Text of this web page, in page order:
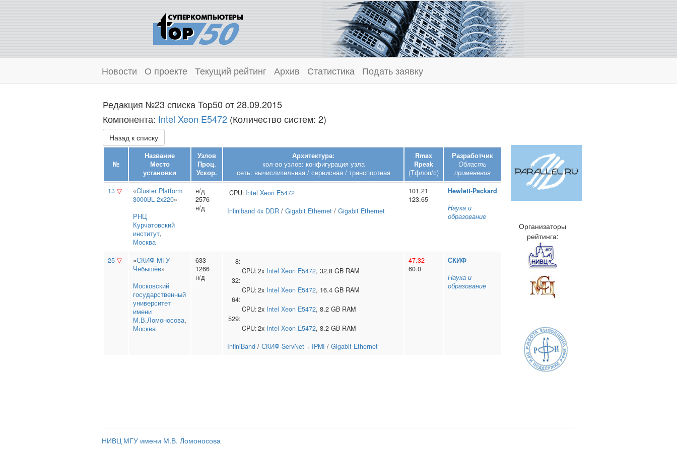
Новости О проекте Текущий рейтинг Архив Статистика Подать заявку
Редакция №23 списка Top50 от 28.09.2015
Компонента: Intel Xeon E5472 (Количество систем: 2)
Назад к списку
№
Название
Место
установки
Узлов
Проц.
Ускор.
Архитектура:
кол-во узлов: конфигурация узла
сеть: вычислительная / сервисная / транспортная
Rmax
Rpeak
(Тфлоп/с)
Разработчик
Область
применения
13 ▽ «Cluster Platform
3000BL 2x220»
РНЦ
Курчатовский
институт,
Москва
н/д
2576
н/д
CPU: Intel Xeon E5472
Infiniband 4x DDR / Gigabit Ethernet / Gigabit Ethernet
101.21
123.65
Hewlett‑Packard
Наука и
образование
25 ▽ «СКИФ МГУ
Чебышёв»
Московский
государственный
университет
имени
М.В.Ломоносова,
Москва
633
1266
н/д
8:
CPU:2x Intel Xeon E5472, 32.8 GB RAM
32:
CPU:2x Intel Xeon E5472, 16.4 GB RAM
64:
CPU:2x Intel Xeon E5472, 8.2 GB RAM
529:
CPU:2x Intel Xeon E5472, 8.2 GB RAM
InfiniBand / СКИФ-ServNet + IPMI / Gigabit Ethernet
47.32
60.0
СКИФ
Наука и
образование
Организаторы
рейтинга:
НИВЦ МГУ имени М.В. Ломоносова